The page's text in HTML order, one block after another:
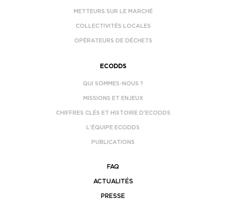
METTEURS SUR LE MARCHÉ
COLLECTIVITÉS LOCALES
OPÉRATEURS DE DÉCHETS
ECODDS
QUI SOMMES-NOUS ?
MISSIONS ET ENJEUX
CHIFFRES CLÉS ET HISTOIRE D’ECODDS
L’ÉQUIPE ECODDS
PUBLICATIONS
FAQ
ACTUALITÉS
PRESSE